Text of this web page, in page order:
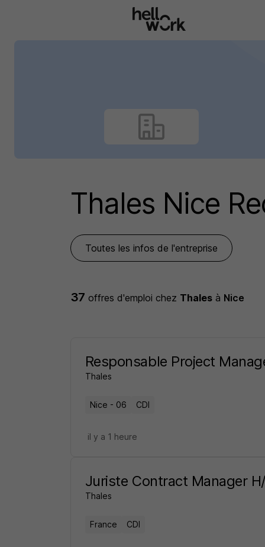
Thales Nice
Toutes les infos de l'entreprise
37 offres d'emploi chez Thales à Nice
Responsable Project
Thales
Nice - 06 CDI
il y a 1 heure
Juriste Contract Manager
Thales
France CDI